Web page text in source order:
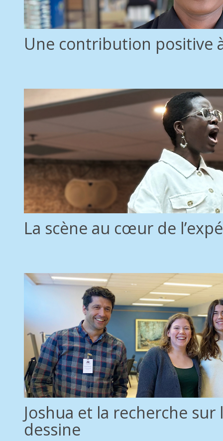
Une contribution positive
La scène au cœur de
Joshua et la recherche
dessine